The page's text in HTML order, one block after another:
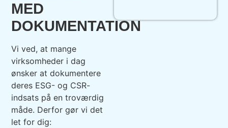
MED
DOKUMENTATION
Vi ved, at mange
virksomheder i dag
ønsker at dokumentere
deres ESG- og CSR-
indsats på en troværdig
måde. Derfor gør vi det
let for dig: